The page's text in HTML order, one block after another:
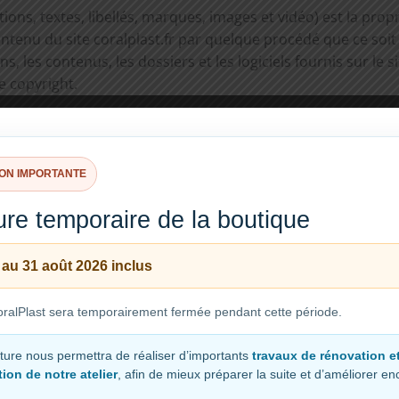
textes, libellés, marques, images et vidéo) est la
du site coralplast.fr par quelque procédé que ce
les contenus, les dossiers et les logiciels fournis sur le
copyright.
la représentation, la copie, l’affichage ou la
Toute utilisation sans autorisation de ces
contrefaçon, sévèrement sanctionné par le Code de la
être amenés à utiliser les données enregistrées
etc.).
IMPORTANTE
temporaire de la boutique
31 août 2026 inclus
sera temporairement fermée pendant cette période.
nous permettra de réaliser d’importants travaux de rénovation
de notre atelier, afin de mieux préparer la suite et d’améliorer